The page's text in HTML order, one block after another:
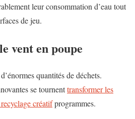
leur consommation d’eau tout
de jeu.
vent en poupe
quantités de déchets.
se tournenttransformer les
créatifprogrammes.